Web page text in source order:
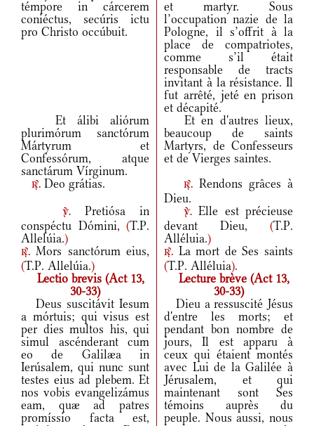
témpore in cárcerem
coniéctus, secúris ictu
pro Christo occúbuit.
et martyr. Sous
l’occupation nazie de la
Pologne, il s’offrit à la
place de compatriotes,
comme s’il était
responsable de tracts
invitant à la résistance. Il
fut arrêté, jeté en prison
et décapité.
Et álibi aliórum
plurimórum sanctórum
Mártyrum et
Confessórum, atque
sanctárum Vírginum.
Et en d'autres lieux,
beaucoup de saints
Martyrs, de Confesseurs
et de Vierges saintes.
r. Deo grátias. r.Rendons grâces à
Dieu.
v.
Pretiósa in
conspéctu Dómini, (T.P.
Allelúia.)
r. Mors sanctórum eius,
(T.P. Allelúia.)
v. Elle est précieuse
devant Dieu, (T.P.
Alléluia.)
r. La mort de Ses saints
(T.P. Alléluia).
Lectio brevis (Act 13,
30-33)
Lecture brève (Act 13,
30-33)
Deus suscitávit Iesum
a mórtuis; qui visus est
per dies multos his, qui
simul ascénderant cum
eo de Galilæa in
Ierúsalem, qui nunc sunt
testes eius ad plebem. Et
nos vobis evangelizámus
eam, quæ ad patres
promíssio facta est,
Dieu a ressuscité Jésus
d'entre les morts; et
pendant bon nombre de
jours, Il est apparu à
ceux qui étaient montés
avec Lui de la Galilée à
Jérusalem, et qui
maintenant sont Ses
témoins auprès du
peuple. Nous aussi, nous